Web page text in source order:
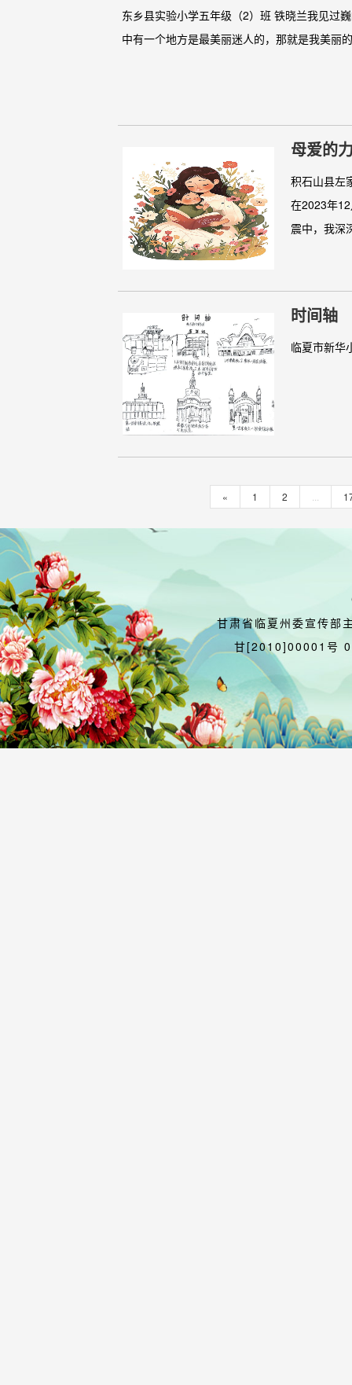
东乡县实验小学五年级（2）班 铁晓兰我见过
中有一个地方是最美丽迷人的，那就是我美
母爱的
积石山县左
在2023年
震中，我深
时间轴
临夏市新华
« 1 2
甘肃省临夏州委宣传部
甘[2010]00001号